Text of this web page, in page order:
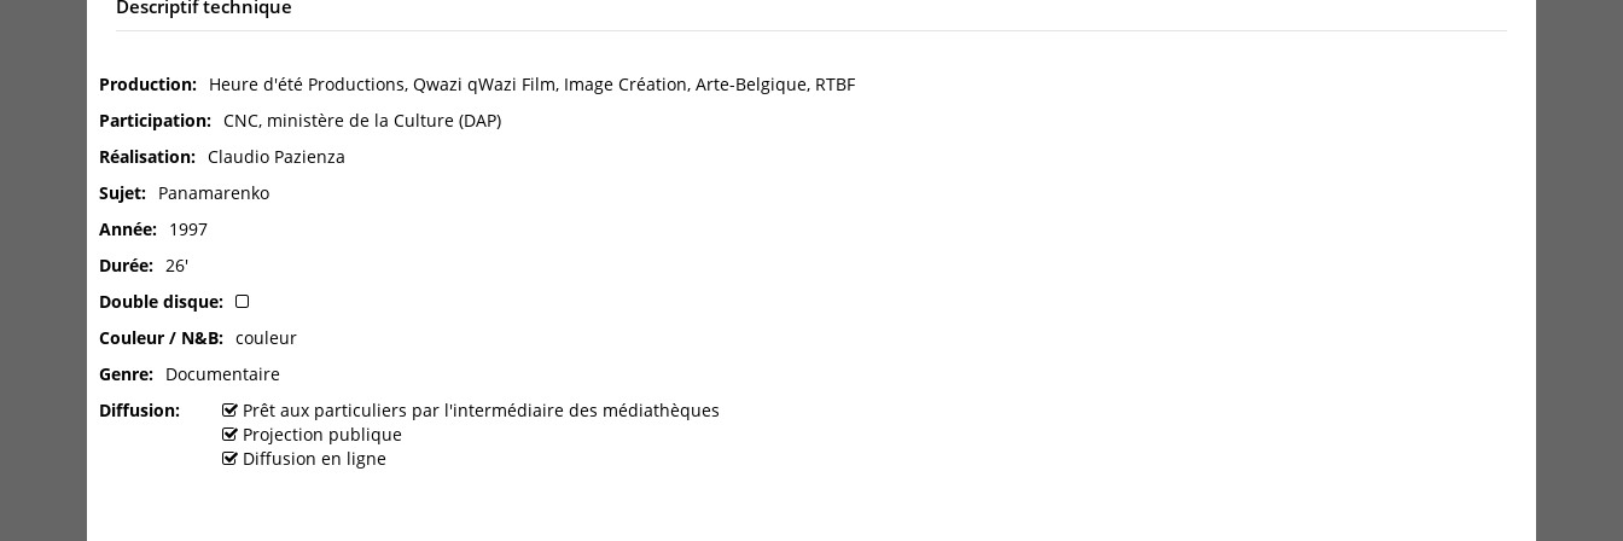
Descriptif technique
Production
Heure d'été Productions, Qwazi qWazi Film, Image Création, Arte-Belgique, RTBF
Participation
CNC, ministère de la Culture (DAP)
Réalisation
Claudio Pazienza
Sujet
Panamarenko
Année
1997
Durée
26'
Double disque
Couleur / N&B
couleur
Genre
Documentaire
Diffusion
Prêt aux particuliers par l'intermédiaire des médiathèques
Projection publique
Diffusion en ligne